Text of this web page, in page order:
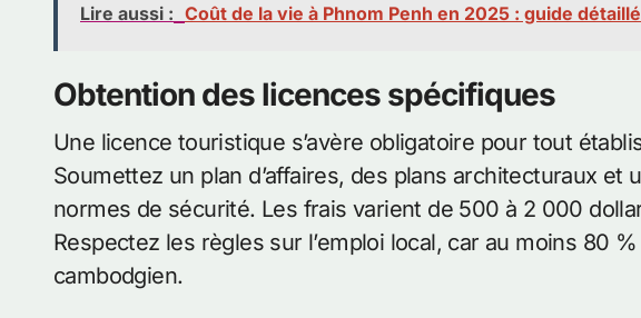
Lire aussi : Coût de la vie à Phnom Penh en 2025 : guide
Obtention des licences spécifiques
Une licence touristique s’avère obligatoire pour tout
Soumettez un plan d’affaires, des plans architecturaux et
normes de sécurité. Les frais varient de 500 à 2 000
Respectez les règles sur l’emploi local, car au moins 80
cambodgien.